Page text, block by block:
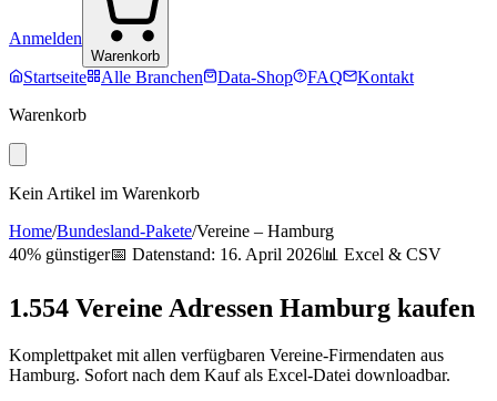
Anmelden
Warenkorb
Startseite Alle Branchen Data-Shop FAQ
Kontakt
Warenkorb
Kein Artikel im Warenkorb
Home/Bundesland-Pakete/Vereine – Hamburg
40% günstiger📅 Datenstand: 16. April 2026📊 Excel & CSV
1.554 Vereine Adressen Hamburg kaufen
Komplettpaket mit allen verfügbaren Vereine-Firmendaten aus
Hamburg. Sofort nach dem Kauf als Excel-Datei downloadbar.